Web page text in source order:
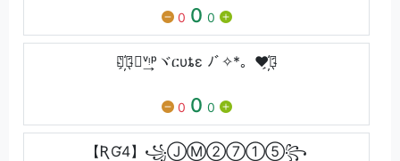
0 0 0
❤҉⃢✬ᵛ͢ᵎᵖヾርυȶɛ ﾉﾞ✧*。❤҉⃢
0 0 0
【ƦƓ4】꧁ⒿⓂ②⑦①⑤꧂